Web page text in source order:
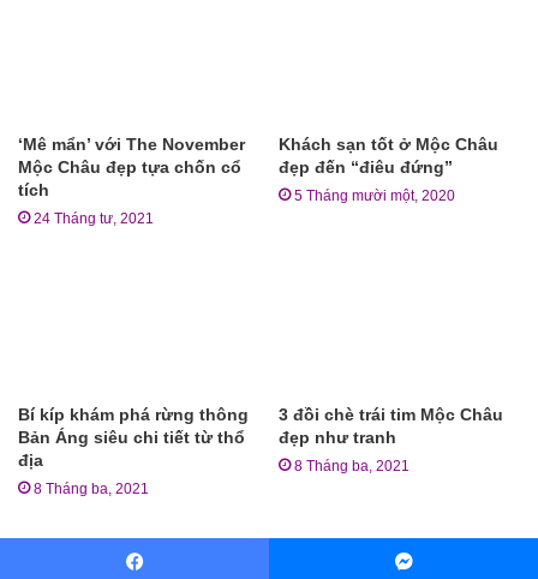
‘Mê mẩn’ với The November
Mộc Châu đẹp tựa chốn cổ
tích
24 Tháng tư, 2021
Khách sạn tốt ở Mộc Châu
đẹp đến “điêu đứng”
5 Tháng mười một, 2020
Bí kíp khám phá rừng thông
Bản Áng siêu chi tiết từ thổ
địa
8 Tháng ba, 2021
3 đồi chè trái tim Mộc Châu
đẹp như tranh
8 Tháng ba, 2021